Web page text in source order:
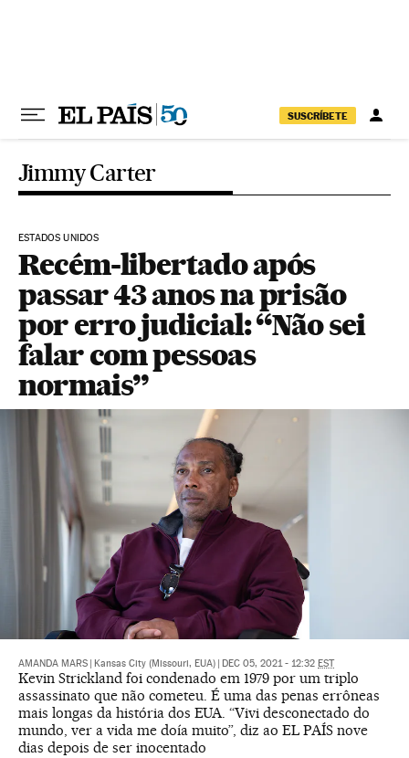
SUSCRÍBETE
Jimmy Carter
ESTADOS UNIDOS
Recém-libertado após
passar 43 anos na prisão
por erro judicial: “Não sei
falar com pessoas
normais”
AMANDA MARS Kansas City (Missouri, EUA) DEC 05, 2021 - 12:32 EST
Kevin Strickland foi condenado em 1979 por um triplo
assassinato que não cometeu. É uma das penas errôneas
mais longas da história dos EUA. “Vivi desconectado do
mundo, ver a vida me doía muito”, diz ao EL PAÍS nove
dias depois de ser inocentado